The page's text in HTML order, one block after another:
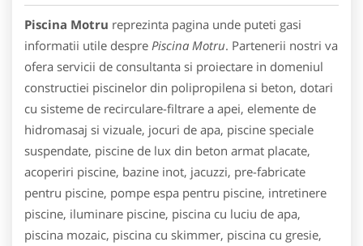
Piscina Motru reprezinta pagina unde puteti gasi
informatii utile despre Piscina Motru. Partenerii nostri va
ofera servicii de consultanta si proiectare in domeniul
constructiei piscinelor din polipropilena si beton, dotari
cu sisteme de recirculare-filtrare a apei, elemente de
hidromasaj si vizuale, jocuri de apa, piscine speciale
suspendate, piscine de lux din beton armat placate,
acoperiri piscine, bazine inot, jacuzzi, pre-fabricate
pentru piscine, pompe espa pentru piscine, intretinere
piscine, iluminare piscine, piscina cu luciu de apa,
piscina mozaic, piscina cu skimmer, piscina cu gresie,